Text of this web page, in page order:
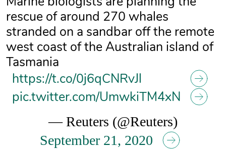
rescue of around 270 whales
stranded on a sandbar off the remote
west coast of the Australian island of
Tasmania
https://t.co/0j6qCNRvJl
pic.twitter.com/UmwkiTM4xN
— Reuters (@Reuters)
September 21, 2020